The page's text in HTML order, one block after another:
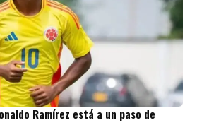
Ramírez está a un paso de